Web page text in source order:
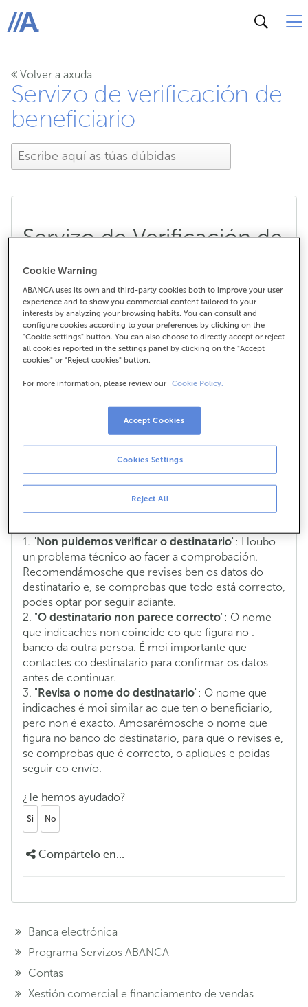
ABANCA
Volver a axuda
Servizo de verificación de
beneficiario
Servizo de Verificación de
Beneficiario (Servizo VoP)
Servizo de Verificación de Beneficiario
(Servizo VoP)
Engadimos unhacapa extra de seguridade ás túas
transferencias
e poñemos en marcha un novo
en contorno SEPA). Este servizo compara o nome
que escribes ao ordenar a transferencia co nome
que está rexistrado no banco da persoa á que lle vas
Se o nome coincide, a operación segue o seu curso.
En caso contrario, avisarémoste cunha das seguintes
opcións para que poidas revisar a información:
1. " Non puidemos verificar o destinatario": Houbo
un problema técnico ao facer a comprobación.
Recomendámosche que revises ben os datos do
destinatario e, se comprobas que todo está correcto,
podes optar por seguir adiante.
2. "O destinatario non parece correcto": O nome
que indicaches non coincide co que figura no .
banco da outra persoa. É moi importante que
contactes co destinatario para confirmar os datos
antes de continuar.
3. " Revisa o nome do destinatario": O nome que
indicaches é moi similar ao que ten o beneficiario,
pero non é exacto. Amosarémosche o nome que
figura no banco do destinatario, para que o revises e,
se comprobas que é correcto, o apliques e poidas
seguir co envío.
¿Te hemos ayudado?
Si No
Compártelo en...
Banca electrónica
Programa Servizos ABANCA
Contas
Xestión comercial e financiamento de vendas
Cookie Warning
ABANCA uses its own and third-party cookies both to improve your user
experience and to show you commercial content tailored to your
interests by analyzing your browsing habits. You can consult and
configure cookies according to your preferences by clicking on the
"Cookie settings" button. You can also choose to directly accept or reject
all cookies reported in the settings panel by clicking on the "Accept
cookies" or "Reject cookies" button.
For more information, please review our Cookie Policy.
Reject All
Cookies Settings
Accept Cookies